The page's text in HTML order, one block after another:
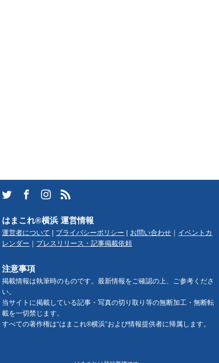
はまこれ®横浜 運営情報
運営者について プライバシーポリシー お問い合わせ
イベントカ
レンダー
プレスリリース・記事掲載依頼
注意事項
掲載情報は執筆時のものです。最新情報をご確認の上、ご参考くださ
い。
当サイトに掲載している記事・写真の切り取り等の無断加工・無断転
載を一切禁じます。
すべての著作権は“はまこれ®横浜”および情報提供者に帰属します。